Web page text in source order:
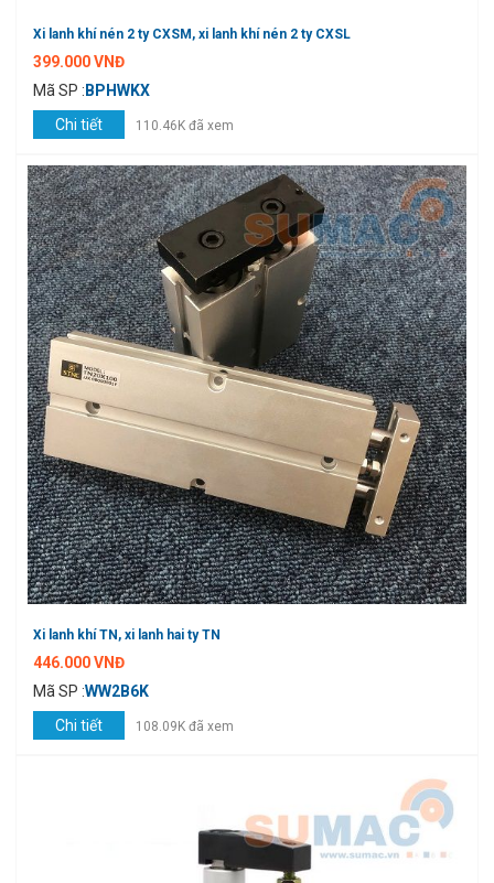
Xi lanh khí nén 2 ty CXSM, xi lanh khí nén 2 ty CXSL
399.000 VNĐ
Mã SP : BPHWKX
Chi tiết
110.46K đã xem
Xi lanh khí TN, xi lanh hai ty TN
446.000 VNĐ
Mã SP :WW2B6K
Chi tiết
108.09K đã xem